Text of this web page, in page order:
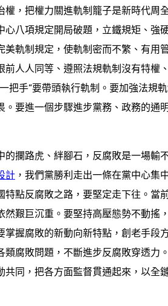
權，把權力關進軌制籠子是新時代周
八項規定開局破題，立鐵規矩、強
軌制規定，使軌制密而不繁、有用
人人同等、遵照法規軌制沒有特權
把手”要帶頭執行軌制。要加強法規
。要進一個步驟進步黨務、政務的通
攔路虎、絆腳石，反腐敗是一場輸
計 ，我們黨勝利走出一條在黨中心集
點反腐敗之路，要堅定走下往。當
艱巨沉重。要堅持高壓態勢不動搖
握腐敗的新動向新特點，創老手段
腐敗問題，不斷進步反腐敗穿透力
共同，把各方面監督貫通起來，以全